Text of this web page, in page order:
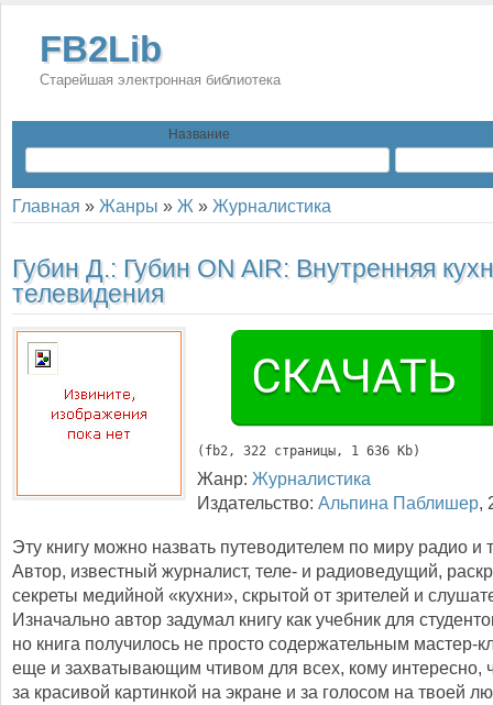
FB2Lib
Старейшая электронная библиотека
Название
Главная » Жанры » Ж » Журналистика
Губин Д.: Губин ON AIR: Внутренняя
телевидения
( fb2, 322 страницы, 1 636 Kb)
Жанр: Журналистика
Издательство: Альпина Паблишер,
Эту книгу можно назвать путеводителем по миру радио и
Автор, известный журналист, теле- и радиоведущий,
секреты медийной «кухни», скрытой от зрителей и
Изначально автор задумал книгу как учебник для
но книга получилось не просто содержательным мастер-
еще и захватывающим чтивом для всех, кому интересно,
за красивой картинкой на экране и за голосом на твоей